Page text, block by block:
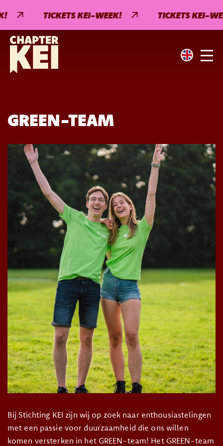
TICKETS KEI-WEEK! TICKETS KEI-
GREEN-TEAM
Bij Stichting KEI zijn wij op zoek naar enthousiastelingen
met een passie voor duurzaamheid die ons willen
komen versterken in het GREEN-team! Het GREEN-team